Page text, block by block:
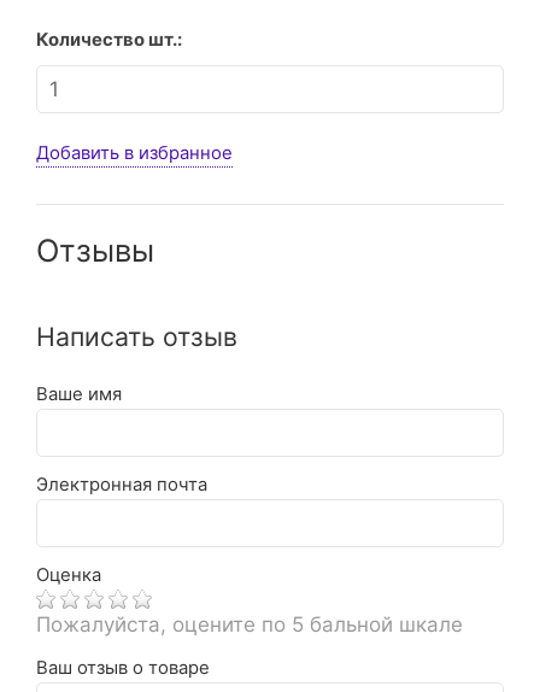
Количество шт.:
Добавить в избранное
Отзывы
Написать отзыв
Ваше имя
Электронная почта
Оценка
Пожалуйста, оцените по 5 бальной шкале
Ваш отзыв о товаре